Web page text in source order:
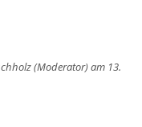
(Moderator)am 13.